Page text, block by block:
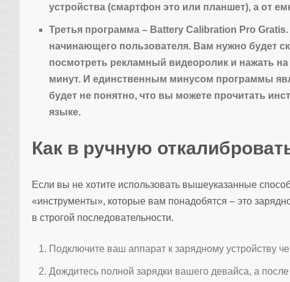
устройства (смартфон это или планшет), а от
Третья программа – Battery Calibration Pro Gratis.
начинающего пользователя. Вам нужно будет
посмотреть рекламный видеоролик и нажать
минут. И единственным минусом программы
будет не понятно, что вы можете прочитать
языке.
Как в ручную
Если вы не хотите использовать вышеуказанные
«инструменты», которые вам понадобятся – это
в строгой последовательности.
Подключите ваш аппарат к зарядному устройству
Дождитесь полной зарядки вашего девайса, а